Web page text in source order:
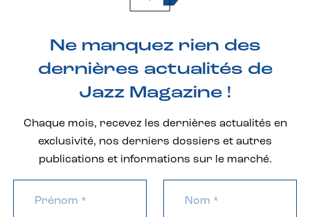
Ne manquez rien des
dernières actualités de
Jazz Magazine !
Chaque mois, recevez les dernières actualités en
exclusivité, nos derniers dossiers et autres
publications et informations sur le marché.